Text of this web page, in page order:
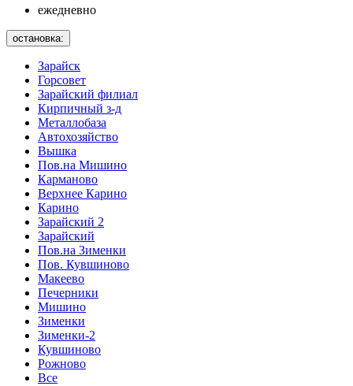
ежедневно
остановка:
Зарайск
Горсовет
Зарайский филиал
Кирпичный з-д
Металлобаза
Автохозяйство
Вышка
Пов.на Мишино
Карманово
Верхнее Карино
Карино
Зарайский 2
Зарайский
Пов.на Зименки
Пов. Кувшиново
Макеево
Печерники
Мишино
Зименки
Зименки-2
Кувшиново
Рожново
Все